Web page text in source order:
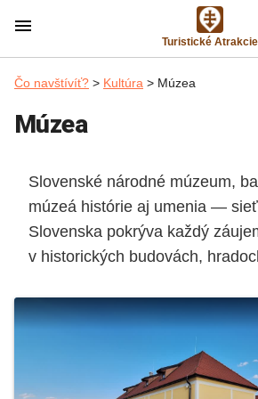
menu
Turistické Atrakcie
Čo navštívíť? > Kultúra > Múzea
Múzea
Slovenské národné múzeum,
múzeá histórie aj umenia —
Slovenska pokrýva každý
v historických budovách,